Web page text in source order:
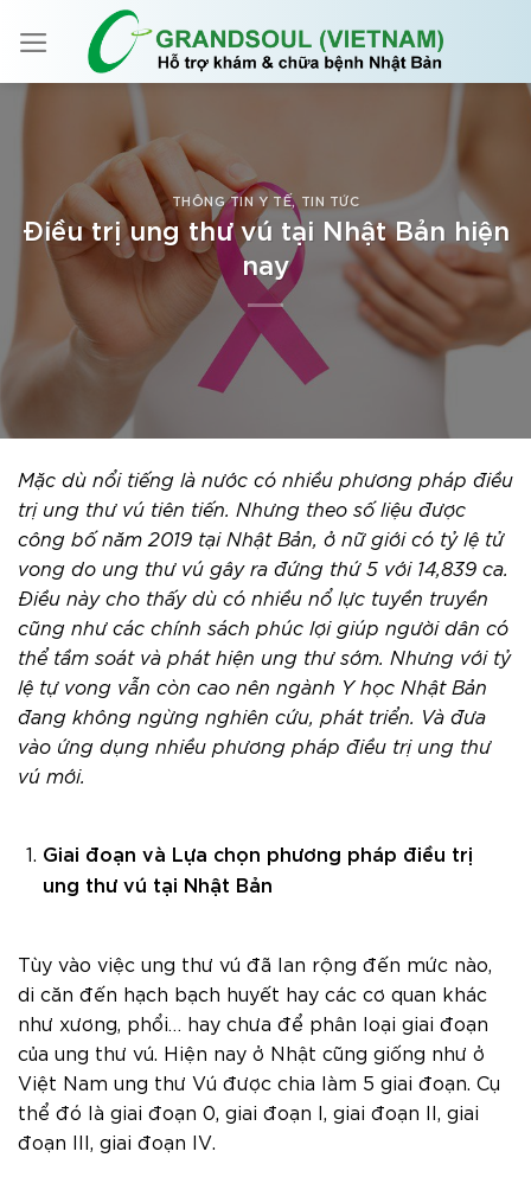
THÔNG TIN Y TẾ, TIN TỨC
Điều trị ung thư vú tại Nhật Bản hiện
nay
Mặc dù nổi tiếng là nước có nhiều phương pháp điều
trị ung thư vú tiên tiến. Nhưng theo số liệu được
công bố năm 2019 tại Nhật Bản, ở nữ giới có tỷ lệ tử
vong do ung thư vú gây ra đứng thứ 5 với 14,839 ca.
Điều này cho thấy dù có nhiều nổ lực tuyền truyền
cũng như các chính sách phúc lợi giúp người dân có
thể tầm soát và phát hiện ung thư sớm. Nhưng với tỷ
lệ tự vong vẫn còn cao nên ngành Y học Nhật Bản
đang không ngừng nghiên cứu, phát triển. Và đưa
vào ứng dụng nhiều phương pháp điều trị ung thư
vú mới.
Giai đoạn và Lựa chọn phương pháp điều trị
ung thư vú tại Nhật Bản
Tùy vào việc ung thư vú đã lan rộng đến mức nào,
di căn đến hạch bạch huyết hay các cơ quan khác
như xương, phổi… hay chưa để phân loại giai đoạn
của ung thư vú. Hiện nay ở Nhật cũng giống như ở
Việt Nam ung thư Vú được chia làm 5 giai đoạn. Cụ
thể đó là giai đoạn 0, giai đoạn I, giai đoạn II, giai
đoạn III, giai đoạn IV.